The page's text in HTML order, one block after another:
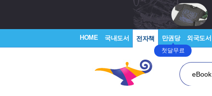
HOME 국내도서 전자책 만권당
첫달무료
외국도서
eBook